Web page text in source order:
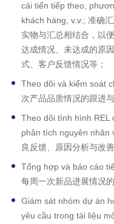
cải tiến tiếp theo,
khách hàng, v.v.; 准确
实物与汇总相结合，以
达成情况、未达成的原
式、客户反馈情况等；
Theo dõi và kiểm soát
次产品品质情况的跟进与
Theo dõi tình hình REL
phân tích nguyên nhân
良反馈、原因分析与改善
Tổng hợp và báo cáo
每周一次新品进展情况
Giám sát nhóm dự án
yêu cầu trong tài liệu